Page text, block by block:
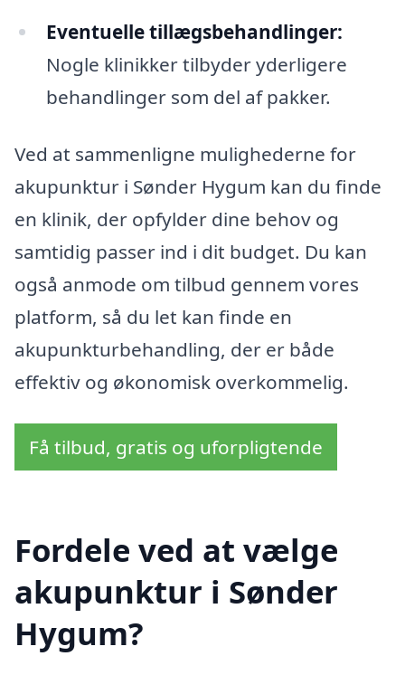
Eventuelle tillægsbehandlinger:
Nogle klinikker tilbyder yderligere
behandlinger som del af pakker.
Ved at sammenligne mulighederne for
akupunktur i Sønder Hygum kan du finde
en klinik, der opfylder dine behov og
samtidig passer ind i dit budget. Du kan
også anmode om tilbud gennem vores
platform, så du let kan finde en
akupunkturbehandling, der er både
effektiv og økonomisk overkommelig.
Få tilbud, gratis og uforpligtende
Fordele ved at vælge
akupunktur i Sønder
Hygum?